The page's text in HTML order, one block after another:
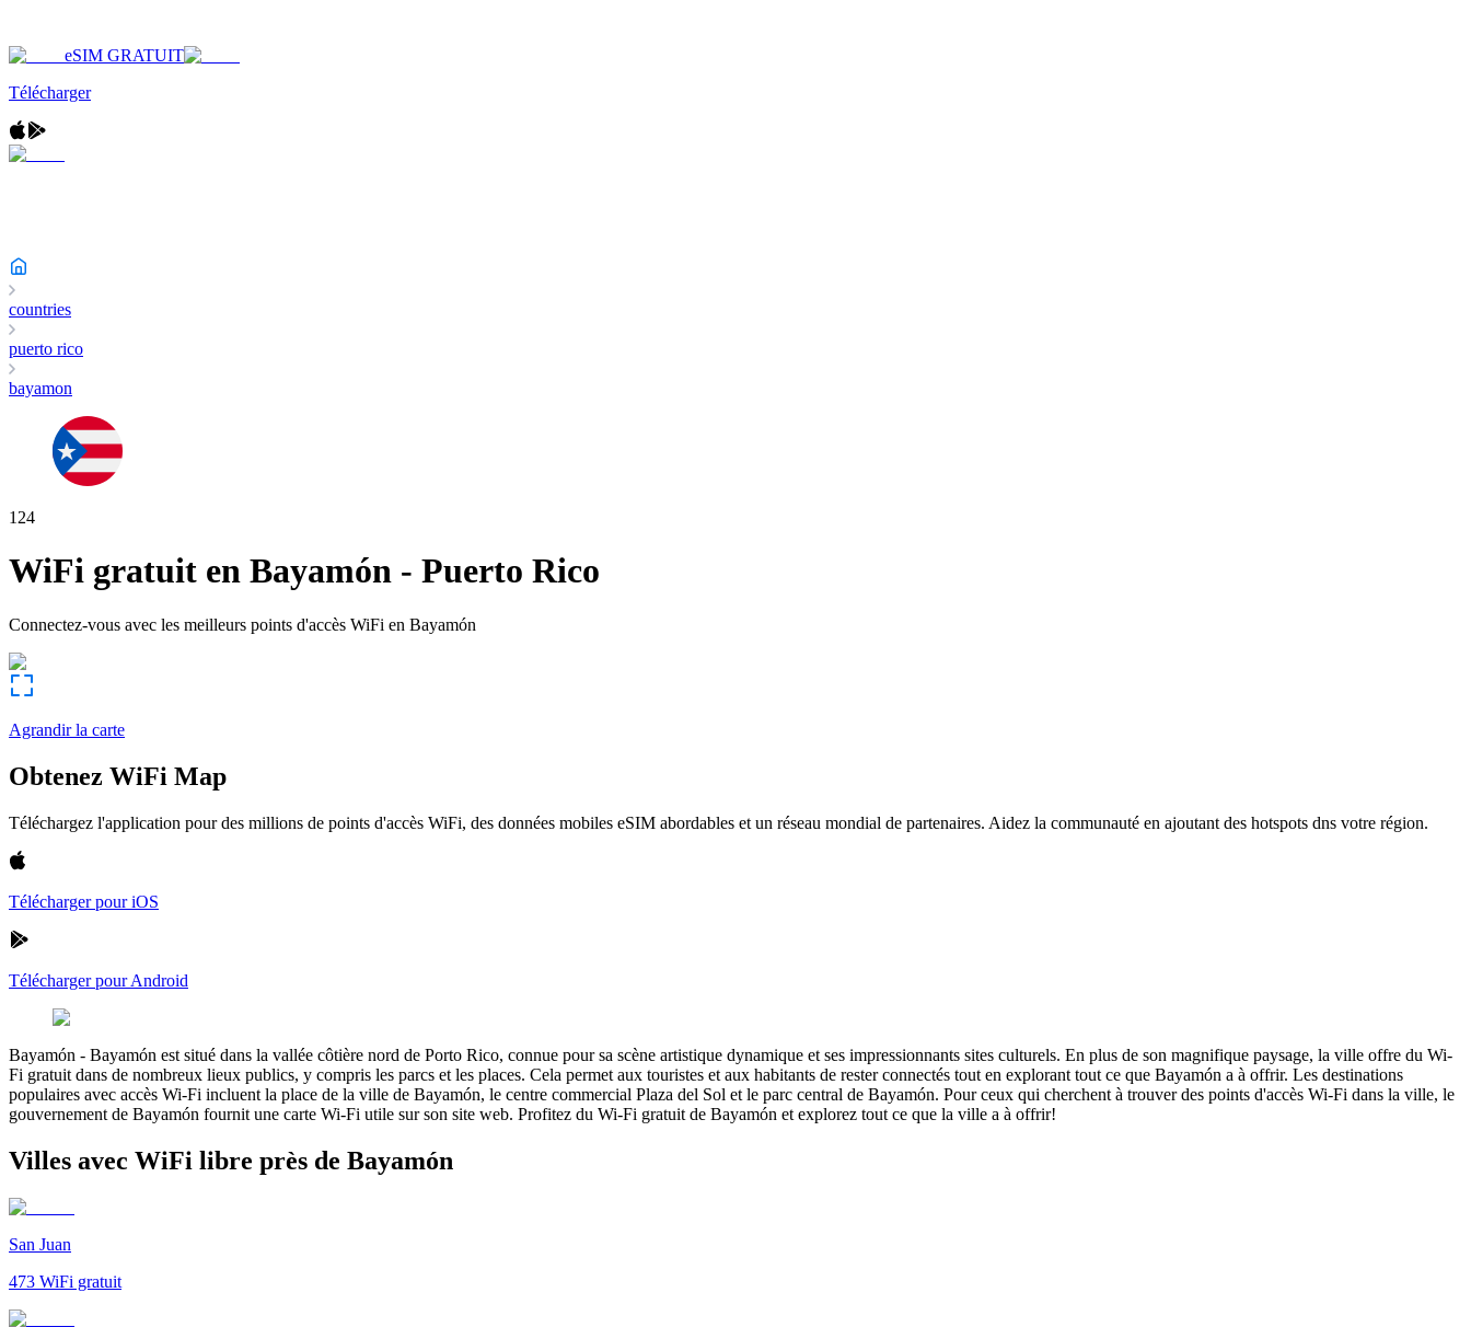
eSIM GRATUIT
Télécharger
countries
puerto rico
bayamon
124
WiFi gratuit en Bayamón - Puerto Rico
Connectez-vous avec les meilleurs points d'accès WiFi en Bayamón
Agrandir la carte
Obtenez WiFi Map
Téléchargez l'application pour des millions de points d'accès WiFi, des données mobiles eSIM abordables et un réseau mondial de partenaires. Aidez la communauté en ajoutant des hotspots dns votre région.
Télécharger pour iOS
Télécharger pour Android
Bayamón - Bayamón est situé dans la vallée côtière nord de Porto Rico, connue pour sa scène artistique dynamique et ses impressionnants sites culturels. En plus de son magnifique paysage, la ville offre du Wi-
Fi gratuit dans de nombreux lieux publics, y compris les parcs et les places. Cela permet aux touristes et aux habitants de rester connectés tout en explorant tout ce que Bayamón a à offrir. Les destinations
populaires avec accès Wi-Fi incluent la place de la ville de Bayamón, le centre commercial Plaza del Sol et le parc central de Bayamón. Pour ceux qui cherchent à trouver des points d'accès Wi-Fi dans la ville, le
gouvernement de Bayamón fournit une carte Wi-Fi utile sur son site web. Profitez du Wi-Fi gratuit de Bayamón et explorez tout ce que la ville a à offrir!
Villes avec WiFi libre près de Bayamón
San Juan
473 WiFi gratuit